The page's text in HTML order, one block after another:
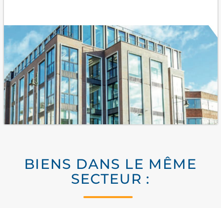
BIENS DANS LE MÊME
SECTEUR :